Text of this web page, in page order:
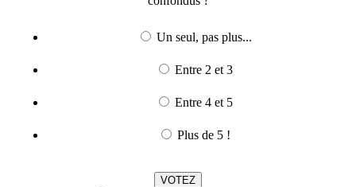
Un seul, pas plus...
Entre 2 et 3
Entre 4 et 5
Plus de 5 !